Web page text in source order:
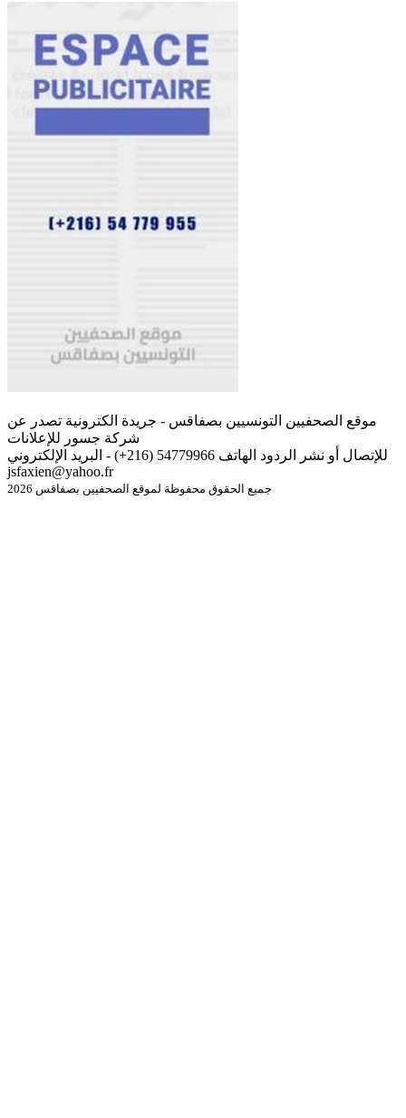
موقع الصحفيين التونسيين بصفاقس - جريدة الكترونية تصدر عن
شركة جسور للإعلانات
للإتصال أو نشر الردود الهاتف 54779966 (216+) - البريد الإلكتروني
jsfaxien@yahoo.fr
جميع الحقوق محفوظة لموقع الصحفيين بصفاقس 2026